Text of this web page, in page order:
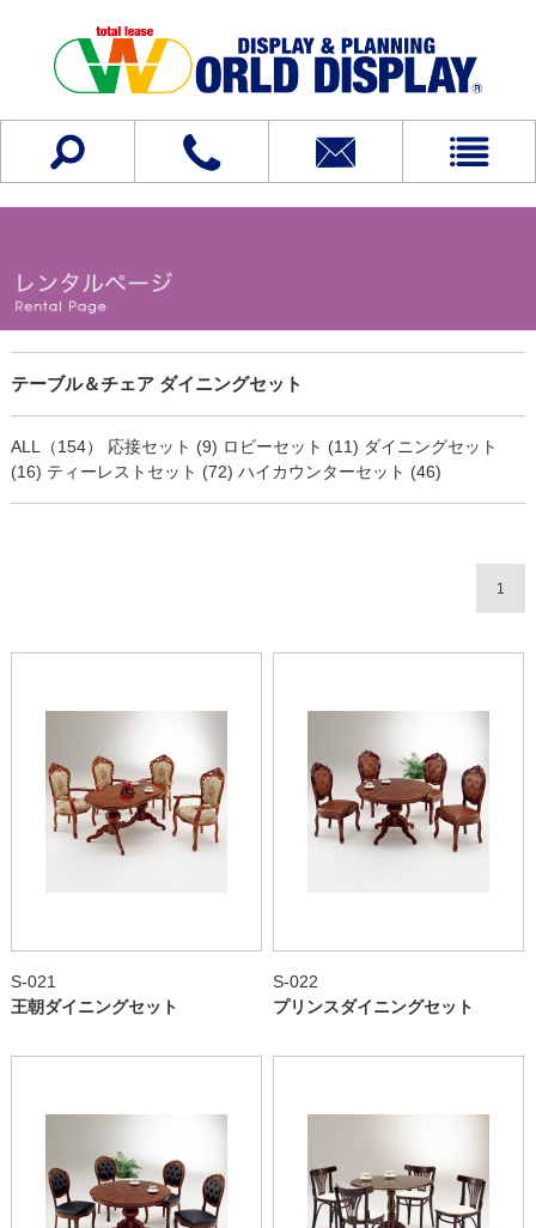
テーブル＆チェア ダイニングセット
ALL（154） 応接セット (9) ロビーセット (11) ダイニングセット
(16) ティーレストセット (72) ハイカウンターセット (46)
1
S-021
王朝ダイニングセット
S-022
プリンスダイニングセット